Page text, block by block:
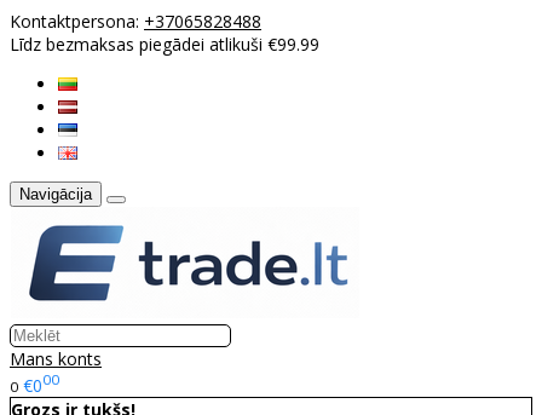
Kontaktpersona: +37065828488
Līdz bezmaksas piegādei atlikuši €99.99
Navigācija
Mans konts
0 €000
Grozs ir tukšs!